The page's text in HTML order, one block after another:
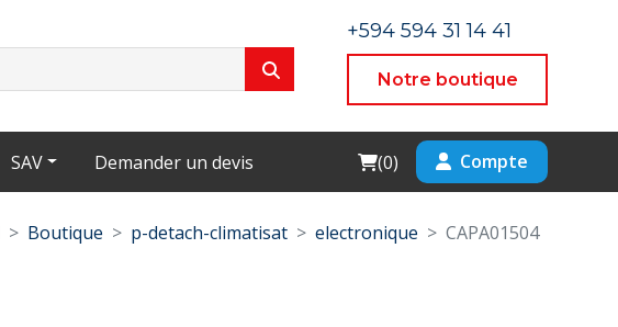
+594 594 31 14 41
Notre boutique
SAV Demander un devis Cart
(0) Compte
Boutique p-detach-climatisat electronique CAPA01504